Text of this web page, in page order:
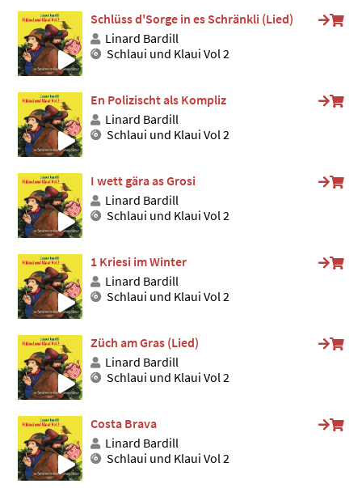
Schlüss d'Sorge in es Schränkli (Lied)
Linard Bardill
Schlaui und Klaui Vol 2
En Polizischt als Kompliz
Linard Bardill
Schlaui und Klaui Vol 2
I wett gära as Grosi
Linard Bardill
Schlaui und Klaui Vol 2
1 Kriesi im Winter
Linard Bardill
Schlaui und Klaui Vol 2
Züch am Gras (Lied)
Linard Bardill
Schlaui und Klaui Vol 2
Costa Brava
Linard Bardill
Schlaui und Klaui Vol 2